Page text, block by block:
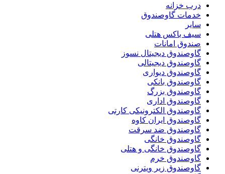
درب خزانه
خدمات گاوصندوق
سایر
سیف باکس هتلی
صندوق امانات
گاوصندوق دیجیتال نسوز
گاوصندوق دیجیتالی
گاوصندوق دیواری
گاوصندوق بانکی
گاوصندوق بزرگ
گاوصندوق اداری
گاوصندوق الکترونیکی کارتی
گاوصندوق ایران کاوه
گاوصندوق ضد سرقت
گاوصندوق خانگی
گاوصندوق خانگی و هتلی
گاوصندوق خرم
گاوصندوق زیر ویترنی